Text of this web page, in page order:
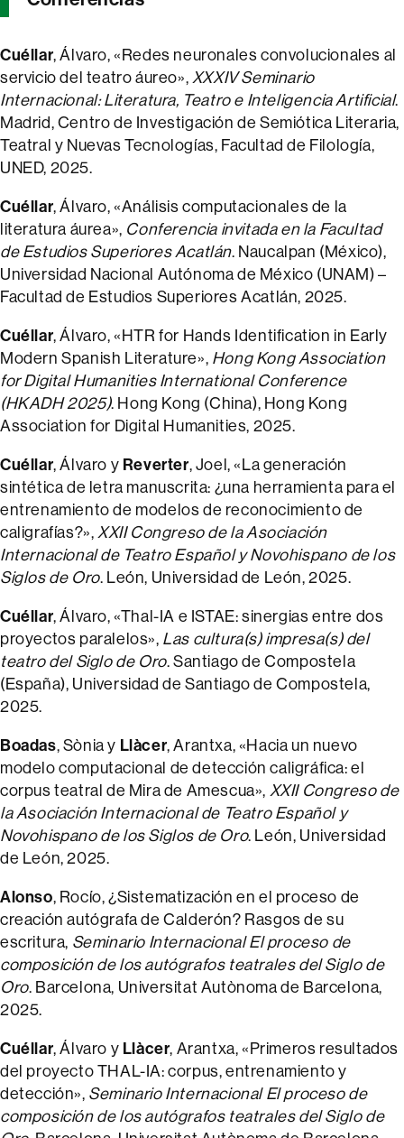
Cuéllar, Álvaro, «Redes neuronales convolucionales al
servicio del teatro áureo», XXXIV Seminario
Internacional: Literatura, Teatro e Inteligencia Artificial.
Madrid, Centro de Investigación de Semiótica Literaria,
Teatral y Nuevas Tecnologías, Facultad de Filología,
UNED, 2025.
Cuéllar, Álvaro, «Análisis computacionales de la
literatura áurea», Conferencia invitada en la Facultad
de Estudios Superiores Acatlán. Naucalpan (México),
Universidad Nacional Autónoma de México (UNAM) –
Facultad de Estudios Superiores Acatlán, 2025.
Cuéllar, Álvaro, «HTR for Hands Identification in Early
Modern Spanish Literature», Hong Kong Association
for Digital Humanities International Conference
(HKADH 2025). Hong Kong (China), Hong Kong
Association for Digital Humanities, 2025.
Cuéllar, Álvaro y Reverter, Joel, «La generación
sintética de letra manuscrita: ¿una herramienta para el
entrenamiento de modelos de reconocimiento de
caligrafías?», XXII Congreso de la Asociación
Internacional de Teatro Español y Novohispano de los
Siglos de Oro. León, Universidad de León, 2025.
Cuéllar, Álvaro, «Thal-IA e ISTAE: sinergias entre dos
proyectos paralelos», Las cultura(s) impresa(s) del
teatro del Siglo de Oro. Santiago de Compostela
(España), Universidad de Santiago de Compostela,
2025.
Boadas, Sònia y Llàcer, Arantxa, «Hacia un nuevo
modelo computacional de detección caligráfica: el
corpus teatral de Mira de Amescua», XXII Congreso de
la Asociación Internacional de Teatro Español y
Novohispano de los Siglos de Oro. León, Universidad
de León, 2025.
Alonso, Rocío, ¿Sistematización en el proceso de
creación autógrafa de Calderón? Rasgos de su
escritura, Seminario Internacional El proceso de
composición de los autógrafos teatrales del Siglo de
Oro. Barcelona, Universitat Autònoma de Barcelona,
2025.
Cuéllar, Álvaro y Llàcer, Arantxa, «Primeros resultados
del proyecto THAL-IA: corpus, entrenamiento y
detección», Seminario Internacional El proceso de
composición de los autógrafos teatrales del Siglo de